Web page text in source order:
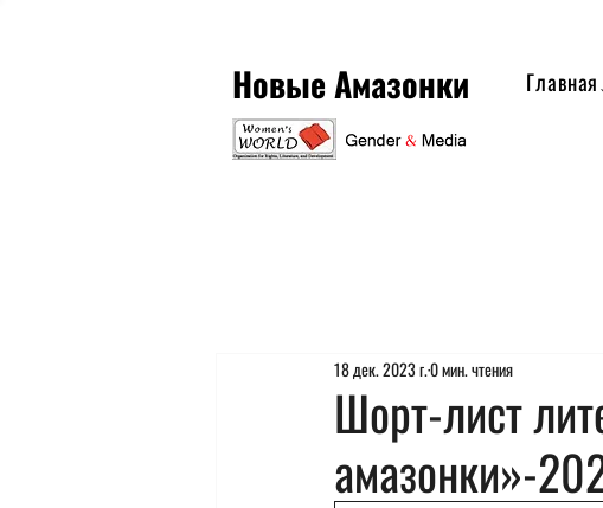
Новые Амазонки
Шорт-лист
амазонки»-
18 дек. 2023 г.0 мин. чтения